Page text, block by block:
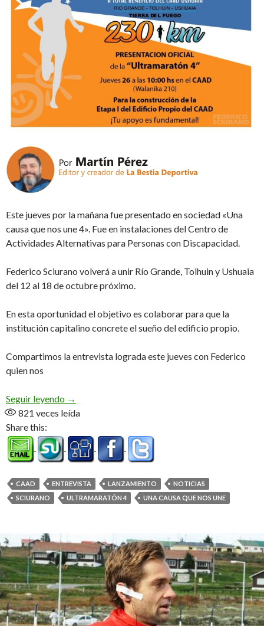
Este jueves por la mañana fue presentado en sociedad «Una
causa que nos une 4». Fue en instalaciones del Centro de
Actividades Alternativas para Personas con Discapacidad.
Federico Sciurano volverá a unir Río Grande, Tolhuin y Ushuaia
del 12 al 18 de octubre próximo.
En esta oportunidad el objetivo es colaborar para que la
institución capitalino concrete el sueño del edificio propio.
Compartimos la entrevista lograda este jueves con Federico
quien nos
Seguir leyendo «Fede» una vez más por el CAAD (Audio)
→
821 veces leída
Share this:
CAAD ENTREVISTA LANZAMIENTO
NOTICIAS
SCIURANO
ULTRAMARATÓN 4 UNA CAUSA QUE NOS UNE